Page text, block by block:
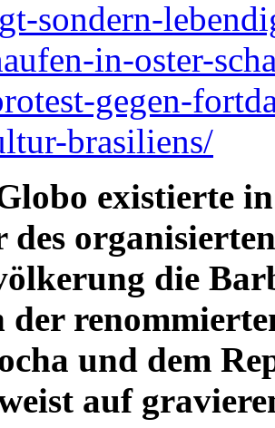
sondern-
in-oster-
gegen-
brasiliens/
existierte
die
der
und dem
auf